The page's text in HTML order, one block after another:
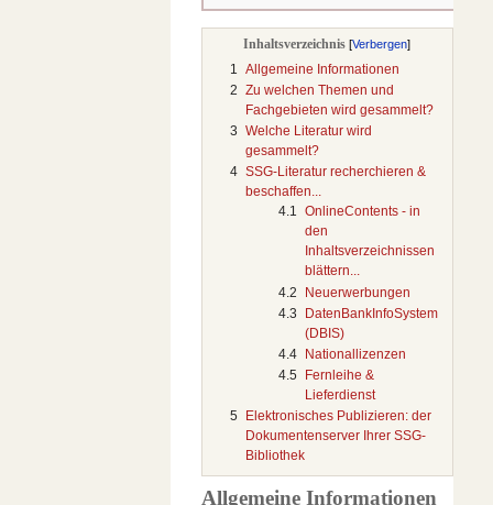
Inhaltsverzeichnis
1
Allgemeine Informationen
2 Zu welchen Themen und
Fachgebieten wird gesammelt?
3 Welche Literatur wird
gesammelt?
4 SSG-Literatur recherchieren &
beschaffen...
4.1 OnlineContents - in
den
Inhaltsverzeichnissen
blättern...
4.2
Neuerwerbungen
4.3
DatenBankInfoSystem
(DBIS)
4.4
Nationallizenzen
4.5
Fernleihe &
Lieferdienst
5
Elektronisches Publizieren: der
Dokumentenserver Ihrer SSG-
Bibliothek
Allgemeine Informationen